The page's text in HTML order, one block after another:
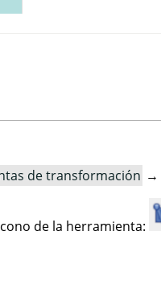
de transformación →
de la herramienta: